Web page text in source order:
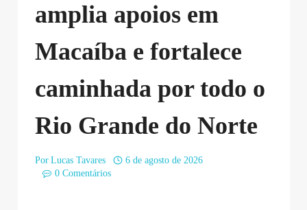
amplia apoios em
Macaíba e fortalece
caminhada por todo o
Rio Grande do Norte
Por Lucas Tavares
6 de agosto de 2026
0 Comentários